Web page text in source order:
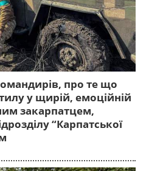
про те що
у щирій, емоційній
закарпатцем,
“Карпатської